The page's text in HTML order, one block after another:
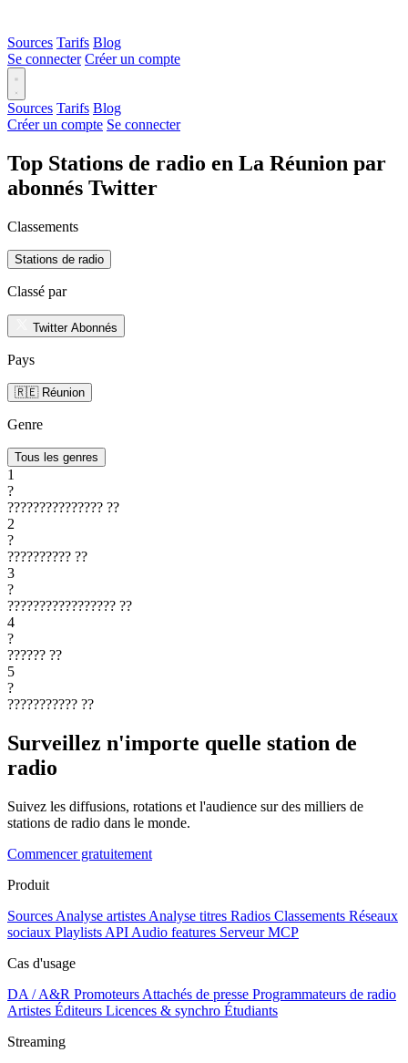
Sources Tarifs Blog
Se connecter Créer un compte
Sources Tarifs Blog
Créer un compte Se connecter
Top Stations de radio en La Réunion par
abonnés Twitter
Classements
Stations de radio
Classé par
Twitter Abonnés
Pays
🇷🇪 Réunion
Genre
Tous les genres
1
?
??????????????? ??
2
?
?????????? ??
3
?
????????????????? ??
4
?
?????? ??
5
?
??????????? ??
Surveillez n'importe quelle station de
radio
Suivez les diffusions, rotations et l'audience sur des milliers de
stations de radio dans le monde.
Commencer gratuitement
Produit
Sources Analyse artistes Analyse titres Radios Classements Réseaux
sociaux Playlists API Audio features Serveur MCP
Cas d'usage
DA / A&R Promoteurs Attachés de presse Programmateurs de radio
Artistes Éditeurs Licences & synchro Étudiants
Streaming